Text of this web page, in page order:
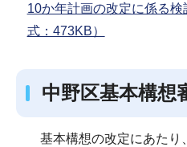
10か年計画の改定に係る
式：473KB）
中野区基本構想
基本構想の改定にあたり